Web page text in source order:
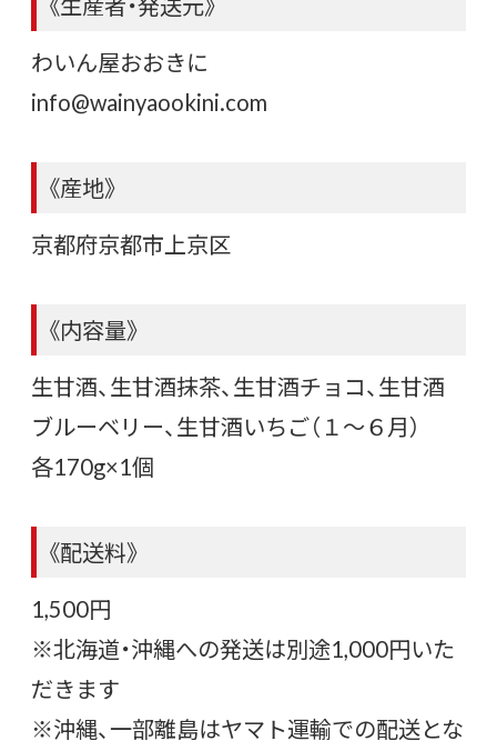
わいん屋おおきに
info@wainyaookini.com
《産地》
京都府京都市上京区
《内容量》
生甘酒、生甘酒抹茶、生甘酒チョコ、生甘酒
ブルーベリー、生甘酒いちご（１～６月）
各170g×1個
《配送料》
1,500円
※北海道・沖縄への発送は別途1,000円いた
だきます
※沖縄、一部離島はヤマト運輸での配送とな